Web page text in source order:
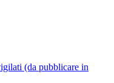
(da pubblicare in